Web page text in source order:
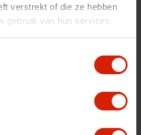
verstrekt of die ze hebben
gebruik van hun services.